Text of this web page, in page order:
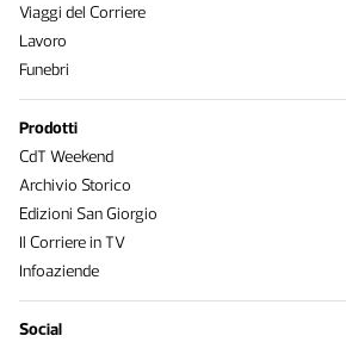
Viaggi del Corriere
Lavoro
Funebri
Prodotti
CdT Weekend
Archivio Storico
Edizioni San Giorgio
Il Corriere in TV
Infoaziende
Social